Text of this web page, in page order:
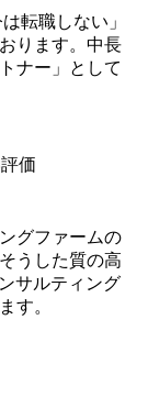
転職しない」
ります。中長
ナー」として
価
グファームの
うした質の高
サルティング
す。